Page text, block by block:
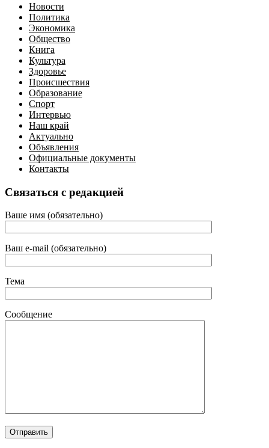
Новости
Политика
Экономика
Общество
Книга
Культура
Здоровье
Происшествия
Образование
Спорт
Интервью
Наш край
Актуально
Объявления
Официальные документы
Контакты
Связаться с редакцией
Ваше имя (обязательно)
Ваш e-mail (обязательно)
Тема
Сообщение